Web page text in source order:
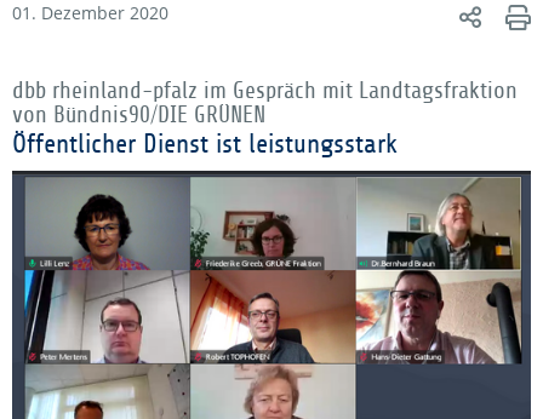
01. Dezember 2020
dbb rheinland-pfalz im Gespräch mit Landtagsfraktion
von Bündnis90/DIE GRÜNEN
Öffentlicher Dienst ist leistungsstark